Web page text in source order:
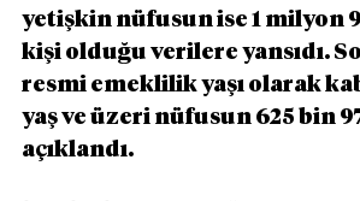
yetişkin nüfusun ise 1 milyon
kişi olduğu verilere yansıdı.
resmi emeklilik yaşı olarak
yaş ve üzeri nüfusun 625 bin
açıklandı.